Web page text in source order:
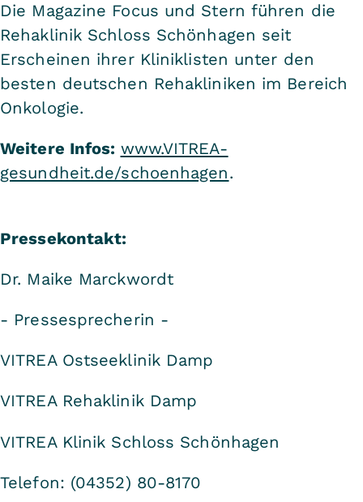
Die Magazine Focus und Stern führen die
Rehaklinik Schloss Schönhagen seit
Erscheinen ihrer Kliniklisten unter den
besten deutschen Rehakliniken im Bereich
Onkologie.
Weitere Infos: www.VITREA-
gesundheit.de/schoenhagen.
Pressekontakt:
Dr. Maike Marckwordt
- Pressesprecherin -
VITREA Ostseeklinik Damp
VITREA Rehaklinik Damp
VITREA Klinik Schloss Schönhagen
Telefon: (04352) 80-8170